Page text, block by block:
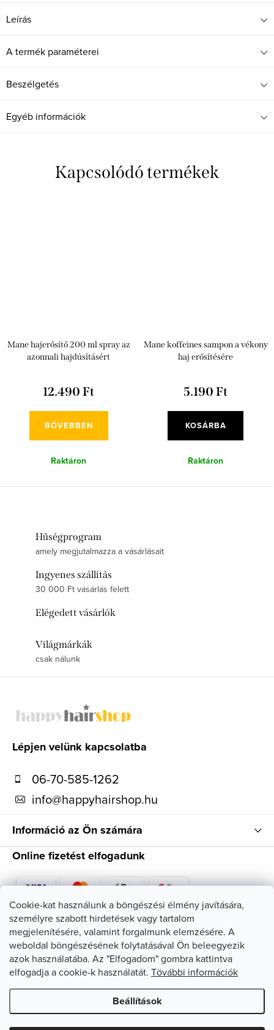
Cookie-kat használunk a böngészési élmény javítására,
személyre szabott hirdetések vagy tartalom
megjelenítésére, valamint forgalmunk elemzésére. A
weboldal böngészésének folytatásával Ön beleegyezik
azok használatába. Az "Elfogadom" gombra kattintva
elfogadja a cookie-k használatát. Tövábbi információk
Beállítások
Leírás
A termék paraméterei
Beszélgetés
Egyéb információk
Kapcsolódó termékek
Mane hajerősítő 200 ml spray az
azonnali hajdúsításért
12.490 Ft
BŐVEBBEN
Raktáron
Mane koffeines sampon a vékony
haj erősítésére
5.190 Ft
KOSÁRBA
Raktáron
Hűségprogram
amely megjutalmazza a vásárlásait
Ingyenes szállítás
30 000 Ft vásárlás felett
Elégedett vásárlók
Világmárkák
csak nálunk
Lépjen velünk kapcsolatba
06-70-585-1262
info@happyhairshop.hu
Információ az Ön számára
Online fizetést elfogadunk
Kövessen minket
Copyright 2026HappyHairShop. Minden jog fenntartva.Süti